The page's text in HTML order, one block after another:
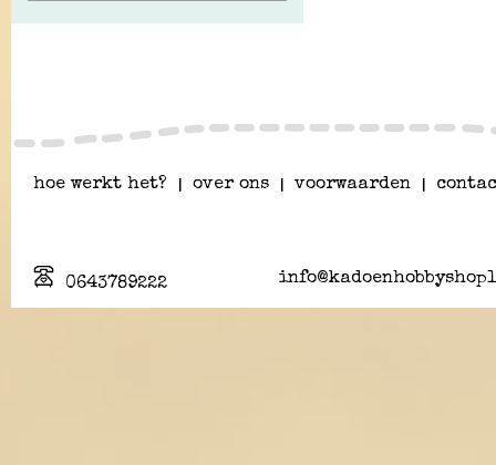
hoe werkt het? over ons voorwaarden
0643789222